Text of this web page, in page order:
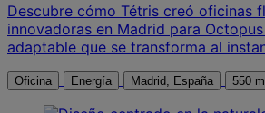
Descubre cómo Tétris creó oficinas
innovadoras en Madrid para
adaptable que se transforma al
Oficina Energía Madrid, España 550